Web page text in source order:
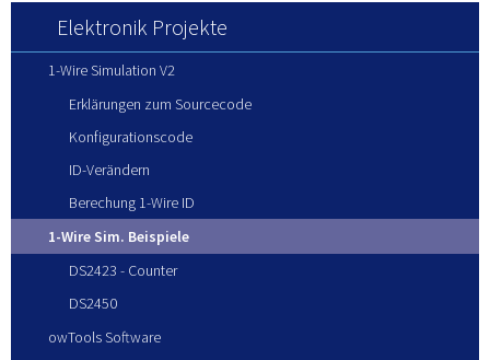
Elektronik Projekte
1-Wire Simulation V2
Erklärungen zum Sourcecode
Konfigurationscode
ID-Verändern
Berechung 1-Wire ID
1-Wire Sim. Beispiele
DS2423 - Counter
DS2450
owTools Software